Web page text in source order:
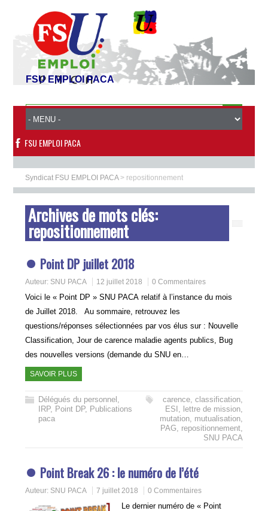
FSU EMPLOI PACA
FSU EMPLOI PACA
Syndicat FSU EMPLOI PACA> repositionnement
Archives de mots clés:
repositionnement
Point DP juillet 2018
Auteur: SNU PACA 12 juillet 2018 0 Commentaires
Voici le « Point DP » SNU PACA relatif à l’instance du mois
de Juillet 2018. Au sommaire, retrouvez les
questions/réponses sélectionnées par vos élus sur : Nouvelle
Classification, Jour de carence maladie agents publics, Bug
des nouvelles versions (demande du SNU en…
SAVOIR PLUS
Délégués du personnel ,
IRP, Point DP, Publications
paca
carence, classification,
ESI , lettre de mission,
mutation, mutualisation,
PAG, repositionnement,
SNU PACA
Point Break 26 : le numéro de l’été
Auteur: SNU PACA 7 juillet 2018 0 Commentaires
Le dernier numéro de « Point